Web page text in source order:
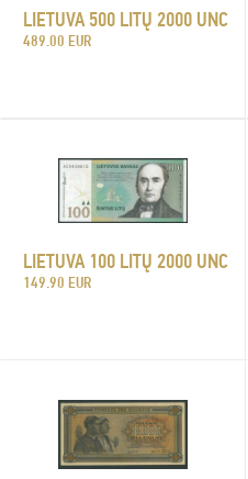
LIETUVA 500 LITŲ 2000 UNC
489.00 EUR
LIETUVA 100 LITŲ 2000 UNC
149.90 EUR